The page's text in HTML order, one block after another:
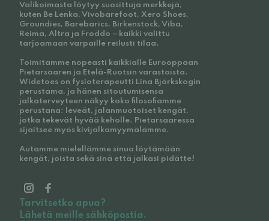
Valikoimasta löytyy suosittuja merkkejä,
kuten Be Lenka, Vivobarefoot, Xero Shoes,
Groundies, Barebarics, Birkenstock, Viba,
Reima, Altra ja Froddo – kaikki valittu
tarjoamaan varpaille reilusti tilaa.
Toimitamme nopeasti kaikkialle Eurooppaan
Pietarsaaren ja Etelä-Ruotsin varastoista.
Widetoes on fysioterapeutti Lina Björkskogin
perustama, ja hänen sitoutumisensa
jalkaterveyteen näkyy koko filosofiamme
perustana: leveät, jalanmuotoiset kengät,
jotka tekevät hyvää keholle. Pietarsaaressa
sijaitsee myös kivijalkamyymälämme.
Autamme mielellämme sinua löytämään
kengät, joista sekä sinä että jalkasi pidätte!
Tarvitsetko apua?
Lähetä meille sähköpostia.